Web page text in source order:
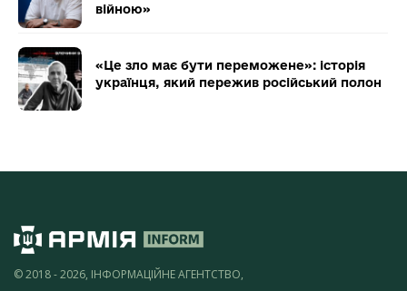
війною»
«Це зло має бути переможене»: історія
українця, який пережив російський полон
© 2018 - 2026, ІНФОРМАЦІЙНЕ АГЕНТСТВО,